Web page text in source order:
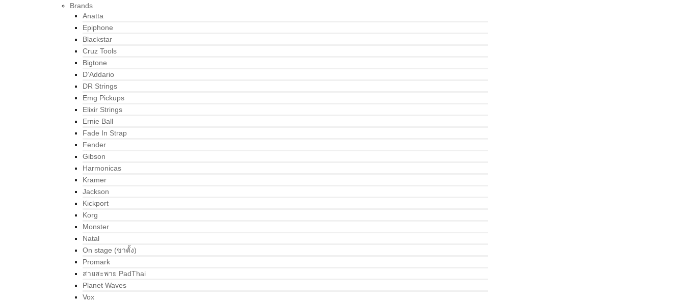
Brands
Anatta
Epiphone
Blackstar
Cruz Tools
Bigtone
D’Addario
DR Strings
Emg Pickups
Elixir Strings
Ernie Ball
Fade In Strap
Fender
Gibson
Harmonicas
Kramer
Jackson
Kickport
Korg
Monster
Natal
On stage (ขาตั้ง)
Promark
สายสะพาย PadThai
Planet Waves
Vox